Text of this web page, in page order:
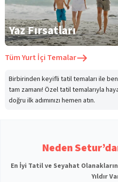
Yaz Fırsatları
TümYurt İçi Temalar
Birbirinden keyifli tatil temaları ile
tam zamanı! Özel tatil temalarıyla
doğru ilk adımınızı hemen atın.
Neden
En İyi Tatil ve Seyahat
Yıldır